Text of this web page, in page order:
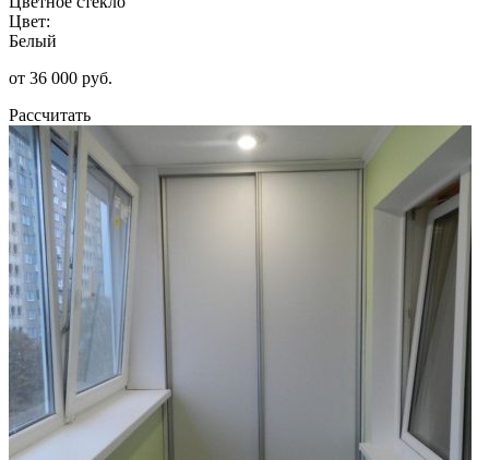
Цвет:
Белый
от 36 000 руб.
Рассчитать